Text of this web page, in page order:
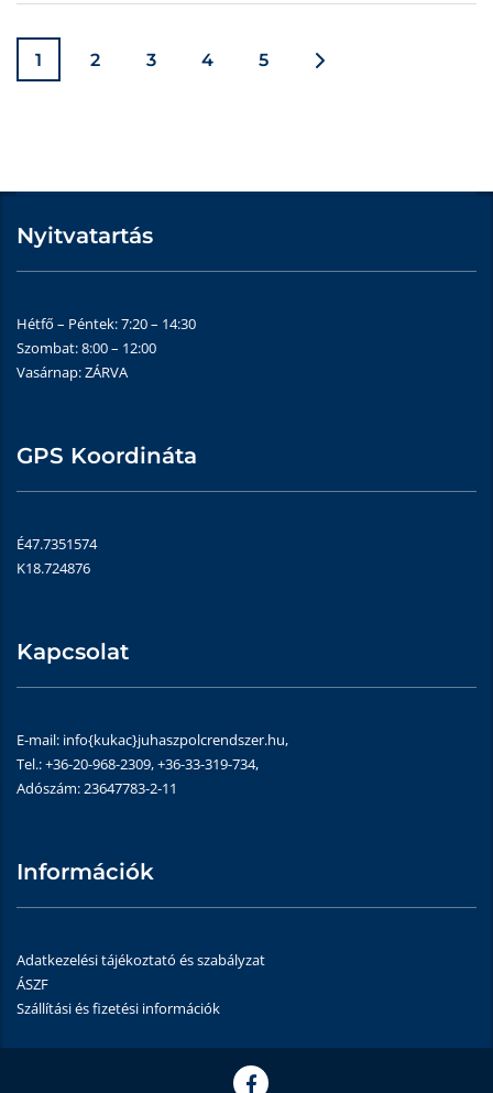
1 2 3 4 5
Nyitvatartás
Hétfő – Péntek: 7:20 – 14:30
Szombat: 8:00 – 12:00
Vasárnap: ZÁRVA
GPS Koordináta
É47.7351574
K18.724876
Kapcsolat
E-mail: info{kukac}juhaszpolcrendszer.hu,
Tel.: +36-20-968-2309, +36-33-319-734,
Adószám: 23647783-2-11
Információk
Adatkezelési tájékoztató és szabályzat
ÁSZF
Szállítási és fizetési információk